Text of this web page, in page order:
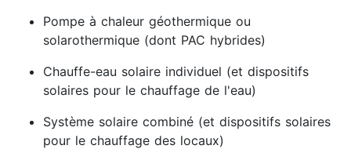
Pompe à chaleur géothermique ou
solarothermique (dont PAC hybrides)
Chauffe-eau solaire individuel (et dispositifs
solaires pour le chauffage de l'eau)
Système solaire combiné (et dispositifs solaires
pour le chauffage des locaux)